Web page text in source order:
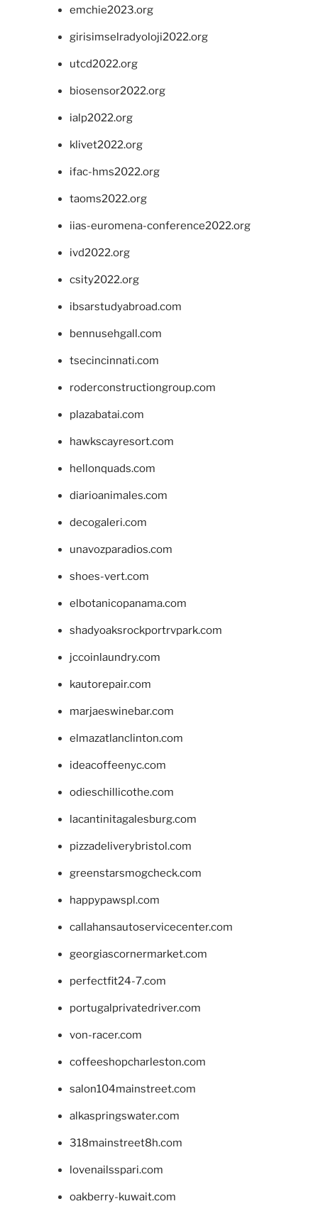
emchie2023.org
girisimselradyoloji2022.org
utcd2022.org
biosensor2022.org
ialp2022.org
klivet2022.org
ifac-hms2022.org
taoms2022.org
iias-euromena-conference2022.org
ivd2022.org
csity2022.org
ibsarstudyabroad.com
bennusehgall.com
tsecincinnati.com
roderconstructiongroup.com
plazabatai.com
hawkscayresort.com
hellonquads.com
diarioanimales.com
decogaleri.com
unavozparadios.com
shoes-vert.com
elbotanicopanama.com
shadyoaksrockportrvpark.com
jccoinlaundry.com
kautorepair.com
marjaeswinebar.com
elmazatlanclinton.com
ideacoffeenyc.com
odieschillicothe.com
lacantinitagalesburg.com
pizzadeliverybristol.com
greenstarsmogcheck.com
happypawspl.com
callahansautoservicecenter.com
georgiascornermarket.com
perfectfit24-7.com
portugalprivatedriver.com
von-racer.com
coffeeshopcharleston.com
salon104mainstreet.com
alkaspringswater.com
318mainstreet8h.com
lovenailsspari.com
oakberry-kuwait.com